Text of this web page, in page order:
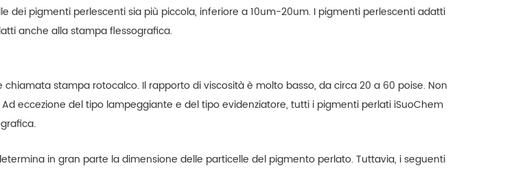
dei pigmenti perlescenti sia più piccola, inferiore a 10um-20um. I pigmenti perlescenti adatti
anche alla stampa flessografica.
stampa rotocalco. Il rapporto di viscosità è molto basso, da circa 20 a 60 poise. Non
eccezione del tipo lampeggiante e del tipo evidenziatore, tutti i pigmenti perlati iSuoChem
in gran parte la dimensione delle particelle del pigmento perlato. Tuttavia, i seguenti